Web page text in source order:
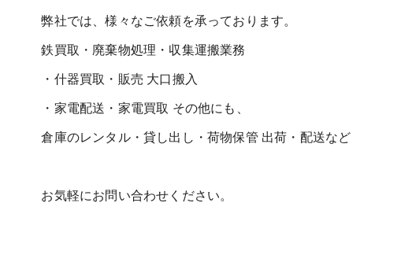
弊社では、様々なご依頼を承っております。
鉄買取・廃棄物処理・収集運搬業務
・什器買取・販売 大口搬入
・家電配送・家電買取 その他にも、
倉庫のレンタル・貸し出し・荷物保管 出荷・配送など
お気軽にお問い合わせください。